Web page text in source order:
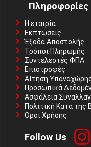
Πληροφορίες
Η εταιρία
Εκπτώσεις
Έξοδα Αποστολής
Τρόποι Πληρωμής
Συντελεστές ΦΠΑ
Επιστροφές
Αίτηση
Προσωπικά
Ασφάλεια
Πολιτική Κατά της
Όροι Χρήσης
Follow Us